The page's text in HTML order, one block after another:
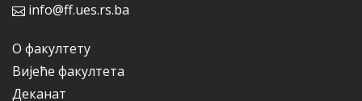
info@ff.ues.rs.ba
О факултету
Вијеће факултета
Деканат